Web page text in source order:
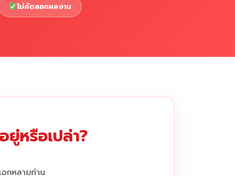
ไม่คัดลอกผลงาน
หรือเปล่า?
กหลายท่าน